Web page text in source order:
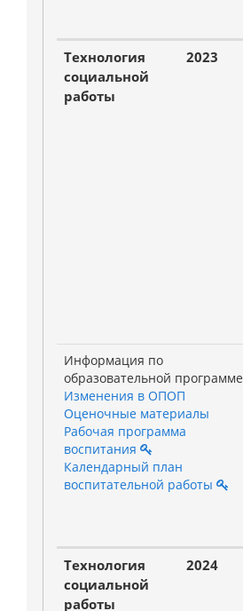
Технология
социальной
работы
2023
Информация по
образовательной программе
Изменения в ОПОП
Оценочные материалы
Рабочая программа
воспитания
Календарный план
воспитательной работы
Технология
социальной
работы
2024